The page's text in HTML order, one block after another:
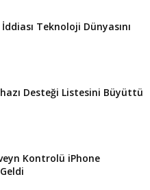
Teknoloji Dünyasını
Desteği Listesini Büyüttü
Kontrolü iPhone